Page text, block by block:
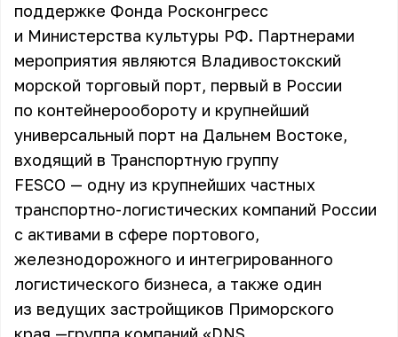
поддержке Фонда Росконгресс
и Министерства культуры РФ. Партнерами
мероприятия являются Владивостокский
морской торговый порт, первый в России
по контейнерообороту и крупнейший
универсальный порт на Дальнем Востоке,
входящий в Транспортную группу
FESCO — одну из крупнейших частных
транспортно-логистических компаний России
с активами в сфере портового,
железнодорожного и интегрированного
логистического бизнеса, а также один
из ведущих застройщиков Приморского